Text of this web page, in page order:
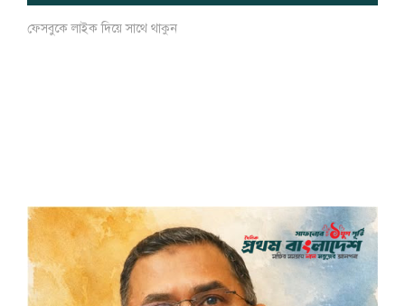
ফেসবুকে লাইক দিয়ে সাথে থাকুন